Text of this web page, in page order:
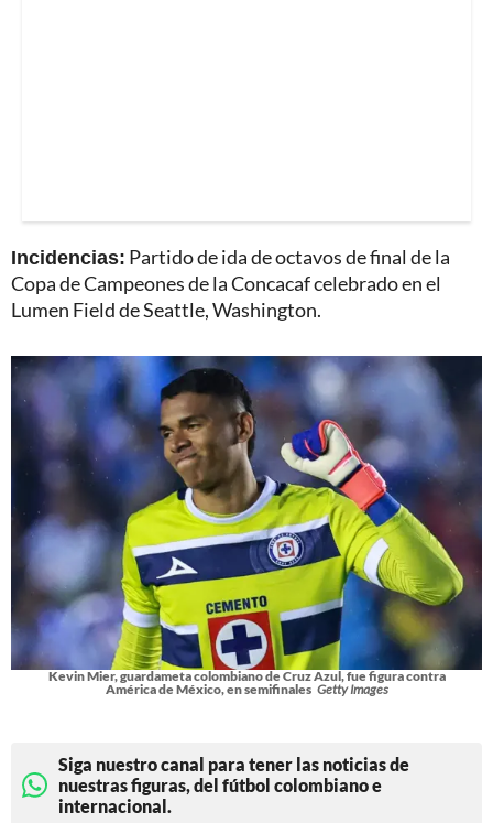
Incidencias: Partido de ida de octavos de final de la
Copa de Campeones de la Concacaf celebrado en el
Lumen Field de Seattle, Washington.
Kevin Mier, guardameta colombiano de Cruz Azul, fue figura contra
América de México, en semifinales Getty Images
Siga nuestro canal para tener las noticias de
nuestras figuras, del fútbol colombiano e
internacional.